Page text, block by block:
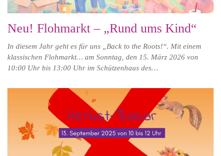
Neu! Flohmarkt – „Rund ums Kind“
In diesem Jahr geht es für uns „Back to the Roots!“. Mit einem
klassischen Flohmarkt… am Sonntag, den 15. März 2026 von
10:00 Uhr bis 13:00 Uhr im Schützenhaus des…